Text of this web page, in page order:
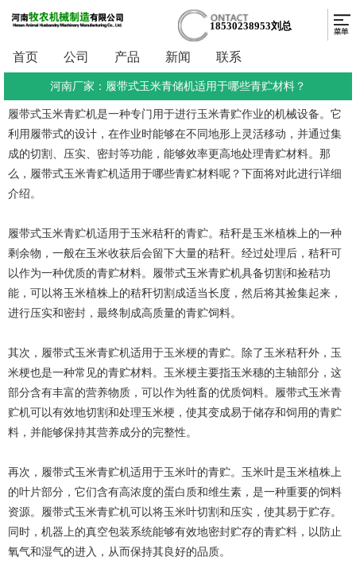
18530238953刘总
首页 公司 产品 新闻 联系
河南厂家：履带式玉米青储机适用于哪些青贮材料？
履带式玉米青贮机是一种专门用于进行玉米青贮作业的机械设备。它
利用履带式的设计，在作业时能够在不同地形上灵活移动，并通过集
成的切割、压实、密封等功能，能够效率更高地处理青贮材料。那
么，履带式玉米青贮机适用于哪些青贮材料呢？下面将对此进行详细
介绍。
履带式玉米青贮机适用于玉米秸秆的青贮。秸秆是玉米植株上的一种
剩余物，一般在玉米收获后会留下大量的秸秆。经过处理后，秸秆可
以作为一种优质的青贮材料。履带式玉米青贮机具备切割和捡秸功
能，可以将玉米植株上的秸秆切割成适当长度，然后将其捡集起来，
进行压实和密封，最终制成高质量的青贮饲料。
其次，履带式玉米青贮机适用于玉米梗的青贮。除了玉米秸秆外，玉
米梗也是一种常见的青贮材料。玉米梗主要指玉米穗的主轴部分，这
部分含有丰富的营养物质，可以作为牲畜的优质饲料。履带式玉米青
贮机可以有效地切割和处理玉米梗，使其变成易于储存和饲用的青贮
料，并能够保持其营养成分的完整性。
再次，履带式玉米青贮机适用于玉米叶的青贮。玉米叶是玉米植株上
的叶片部分，它们含有高浓度的蛋白质和维生素，是一种重要的饲料
资源。履带式玉米青贮机可以将玉米叶切割和压实，使其易于贮存。
同时，机器上的真空包装系统能够有效地密封贮存的青贮料，以防止
氧气和湿气的进入，从而保持其良好的品质。